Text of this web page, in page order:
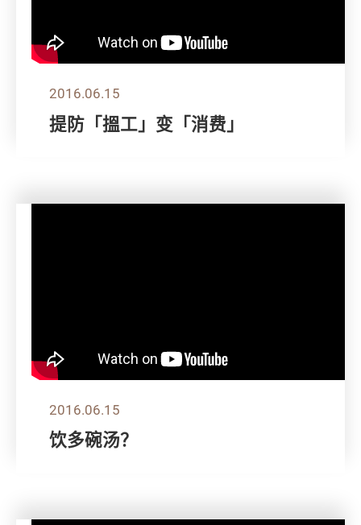
2016.06.15
提防「搵工」变「消费」
2016.06.15
饮多碗汤？